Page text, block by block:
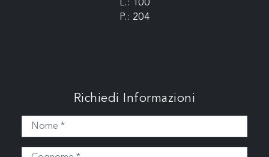
L.: 100
P.: 204
Richiedi Informazioni